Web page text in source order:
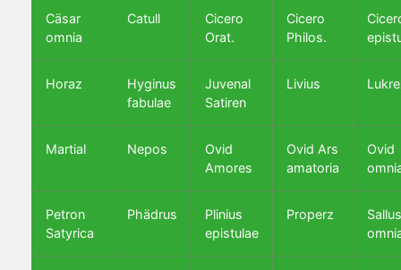
Cäsar
omnia
Catull
Cicero
Orat.
Cicero
Philos.
Horaz
Hyginus
fabulae
Juvenal
Satiren
Livius
Martial Nepos
Ovid
Amores
Ovid Ars
amatoria
Ovid
Petron
Satyrica
Phädrus
Plinius
epistulae
Properz